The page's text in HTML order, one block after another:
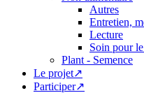
Autres
Entretien,
Lecture
Soin pour
Plant - Semence
Le projet↗
Participer↗